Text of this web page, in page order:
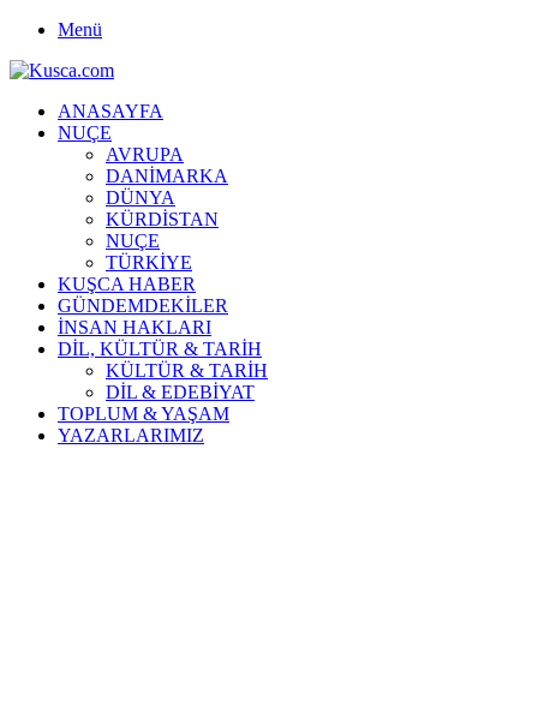
Menü
ANASAYFA
NUÇE
AVRUPA
DANİMARKA
DÜNYA
KÜRDİSTAN
NUÇE
TÜRKİYE
KUŞCA HABER
GÜNDEMDEKİLER
İNSAN HAKLARI
DİL, KÜLTÜR & TARİH
KÜLTÜR & TARİH
DİL & EDEBİYAT
TOPLUM & YAŞAM
YAZARLARIMIZ